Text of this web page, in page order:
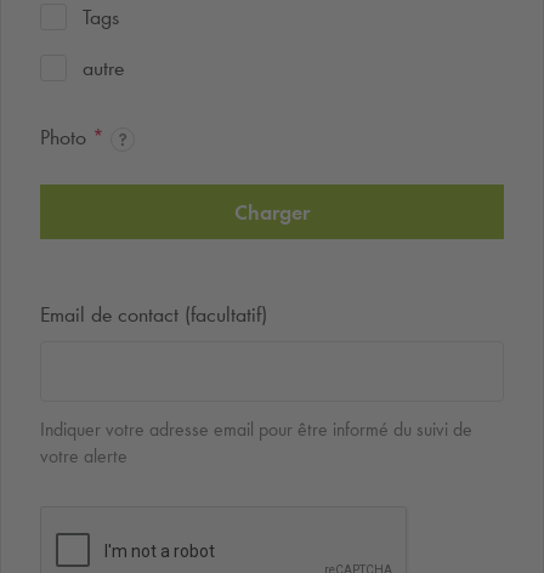
Tags
autre
Photo *
Charger
Email de contact (facultatif)
Indiquer votre adresse email pour être informé du suivi de
votre alerte